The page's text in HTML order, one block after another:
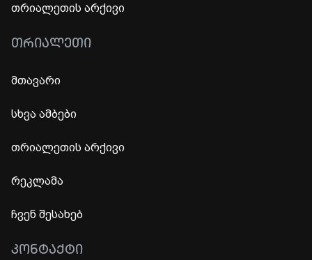
თრიალეთის არქივი
ᲗᲠᲘᲐᲚᲔᲗᲘ
მთავარი
სხვა ამბები
თრიალეთის არქივი
რეკლამა
ჩვენ შესახებ
ᲙᲝᲜᲢᲐᲥᲢᲘ